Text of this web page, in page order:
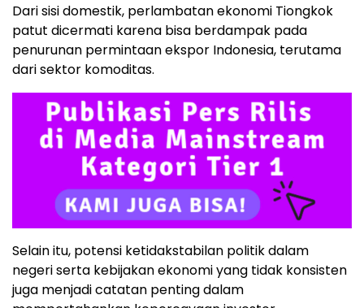
Dari sisi domestik, perlambatan ekonomi Tiongkok
patut dicermati karena bisa berdampak pada
penurunan permintaan ekspor Indonesia, terutama
dari sektor komoditas.
Selain itu, potensi ketidakstabilan politik dalam
negeri serta kebijakan ekonomi yang tidak konsisten
juga menjadi catatan penting dalam